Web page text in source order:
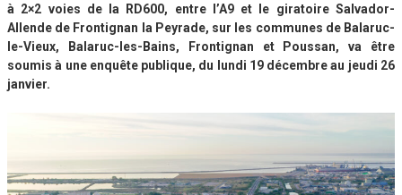
à 2×2 voies de la RD600, entre l’A9 et le giratoire Salvador-
Allende de Frontignan la Peyrade, sur les communes de Balaruc-
le-Vieux, Balaruc-les-Bains, Frontignan et Poussan, va être
soumis à une enquête publique, du lundi 19 décembre au jeudi 26
janvier.